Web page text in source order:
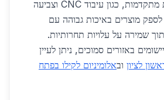
השימוש בטכנולוגיות מתקדמות, כגון עיבוד CNC וצביעה
מוצרים באיכות גבוהה עם
שמירה על עלויות תחרותיות.
באזורים סמוכים, ניתן לעיין
לציון ובאלומיניום לקילו בפתח